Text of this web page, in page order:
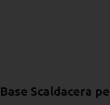
Base Scaldacera